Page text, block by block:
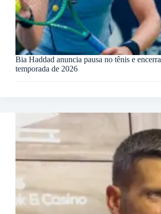
Bia Haddad anuncia pausa no tênis e encerra
temporada de 2026